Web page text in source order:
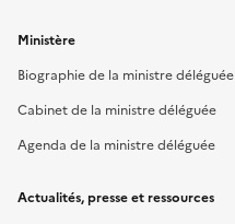
Ministère
Biographie de la ministre déléguée
Cabinet de la ministre déléguée
Agenda de la ministre déléguée
Actualités, presse et ressources